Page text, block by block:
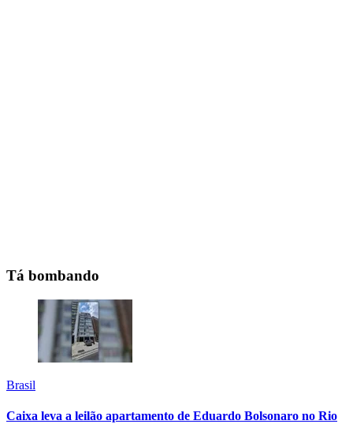
Tá bombando
Brasil
Caixa leva a leilão apartamento de Eduardo Bolsonaro no Rio